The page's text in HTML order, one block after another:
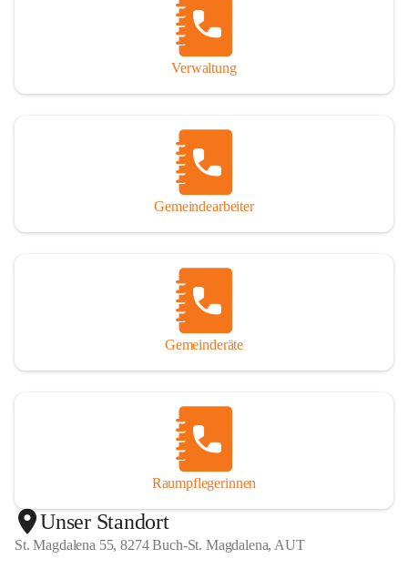
Verwaltung
Gemeindearbeiter
Gemeinderäte
Raumpflegerinnen
Unser Standort
St. Magdalena 55, 8274 Buch-St. Magdalena, AUT